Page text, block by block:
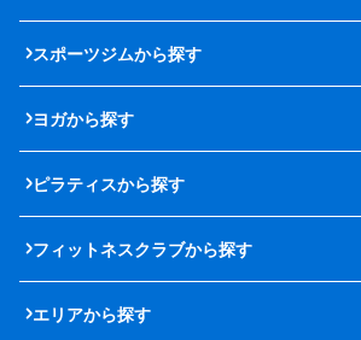
スポーツジムから探す
ヨガから探す
ピラティスから探す
フィットネスクラブから探す
エリアから探す